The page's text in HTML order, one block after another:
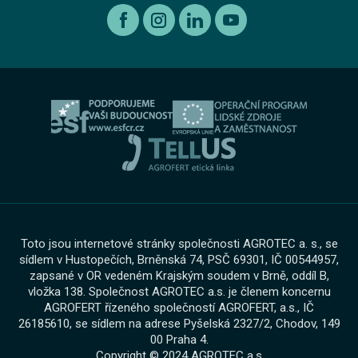
Ojeté vozy
Autorizovaný servis Volkswagen
Autorizovaný servis Volkswagen Užitkové vozy
Servis AGROTEC Group
Zimní servisní akce
O nás
Etický kodex koncernu AGROFERT
Cookies
Toto jsou internetové stránky společnosti AGROTEC a. s., se
sídlem v Hustopečích, Brněnská 74, PSČ 69301, IČ 00544957,
zapsané v OR vedeném Krajským soudem v Brně, oddíl B,
vložka 138. Společnost AGROTEC a.s. je členem koncernu
AGROFERT řízeného společností AGROFERT, a.s., IČ
26185610, se sídlem na adrese Pyšelská 2327/2, Chodov, 149
00 Praha 4.